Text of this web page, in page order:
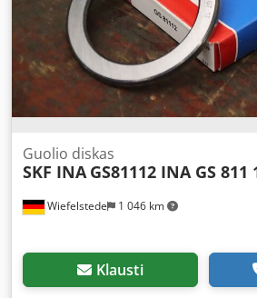
Wiefelstede 1 046 km
Guolio diskas
SKF INA GS81112 INA GS 811
Klausti